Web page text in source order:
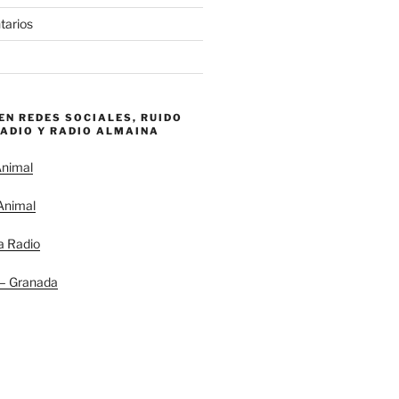
REDES SOCIALES, RUIDO
Y RADIO ALMAINA
Radio
Granada